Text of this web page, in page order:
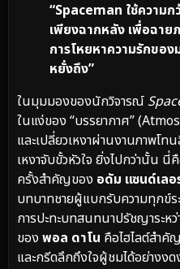
“Spaceman ใช้ความ
เพียงฉากหลัง เพื่อฉาย
การโหยหาความรักขอ
หยั่งถึง”
ในมุมมองของนักวิจารณ์
ในแง่ของ “บรรยากาศ”
และเปลี่ยวเหงาผ่านงานภาพโ
เหงาจับขั้วหัวใจ ยิ่งไปกว่านั้น
ครั้งสำคัญของ อดัม แซนด์เลอ
บทบาทชายผู้แบกรับความทุกข์ร
การปะทะบทสนทนาปรัชญาระห
ของ พอล ดาโน คือไฮไลต์สำ
และกรีดลึกถึงใจผู้ชมได้อย่างงด